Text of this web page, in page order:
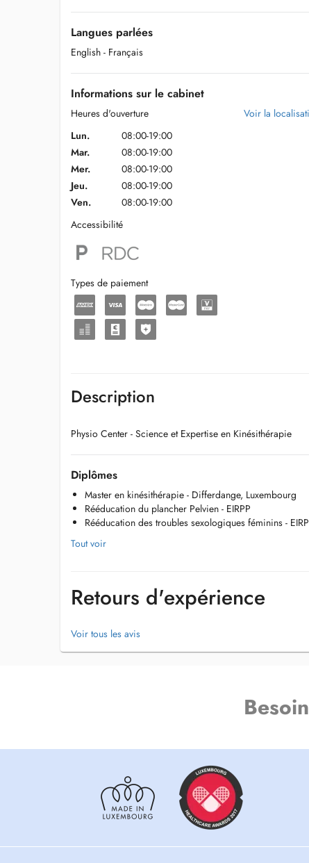
Langues parlées
English - Français
Informations sur le cabinet
Heures d'ouverture
Lun.
08:00-19:00
Mar.
08:00-19:00
Mer.
08:00-19:00
Jeu.
08:00-19:00
Ven.
08:00-19:00
Accessibilité
Types de paiement
Voir la
Description
Physio Center - Science et Expertise en Kinésithérapie
Diplômes
Master en kinésithérapie - Differdange, Luxembourg
Rééducation du plancher Pelvien - EIRPP
Rééducation des troubles sexologiques féminins -
Tout voir
Retours d'expérience
Voir tous les avis